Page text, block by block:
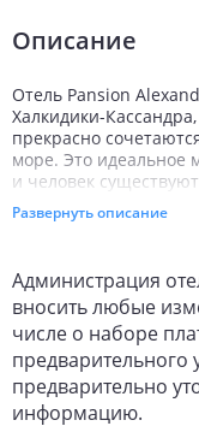
Описание
Отель Pansion
Халкидики-
прекрасно
море. Это идеальное
и человек
Расстояние до
километров.
Все 18 номеров
террасой,
производится
Отдыхающие, которые
могут
номеров и в
интернет, что
Развернуть описание
Администрация
вносить любые
числе о наборе
предварительно
информацию.